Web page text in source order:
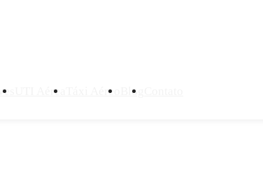
UTI Aérea Táxi Aéreo Blog